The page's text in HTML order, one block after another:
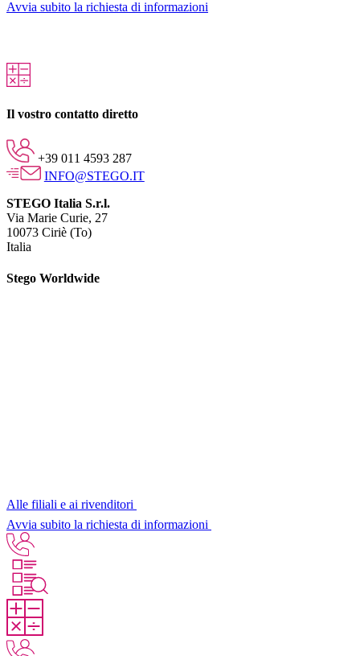
Avvia subito la richiesta di informazioni
Il vostro contatto diretto
+39 011 4593 287
INFO@STEGO.IT
STEGO Italia S.r.l.
Via Marie Curie, 27
10073 Ciriè (To)
Italia
Stego Worldwide
Alle filiali e ai rivenditori
Avvia subito la richiesta di informazioni